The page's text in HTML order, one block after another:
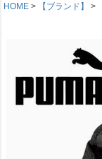
HOME 【ブランド】